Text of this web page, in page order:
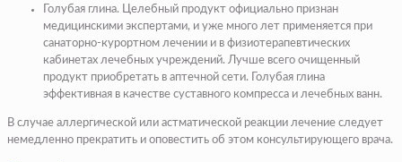
Голубая глина. Целебный продукт официально признан
медицинскими экспертами, и уже много лет применяется при
санаторно-курортном лечении и в физиотерапевтических
кабинетах лечебных учреждений. Лучше всего очищенный
продукт приобретать в аптечной сети. Голубая глина
эффективная в качестве суставного компресса и лечебных ванн.
В случае аллергической или астматической реакции лечение следует
немедленно прекратить и оповестить об этом консультирующего врача.